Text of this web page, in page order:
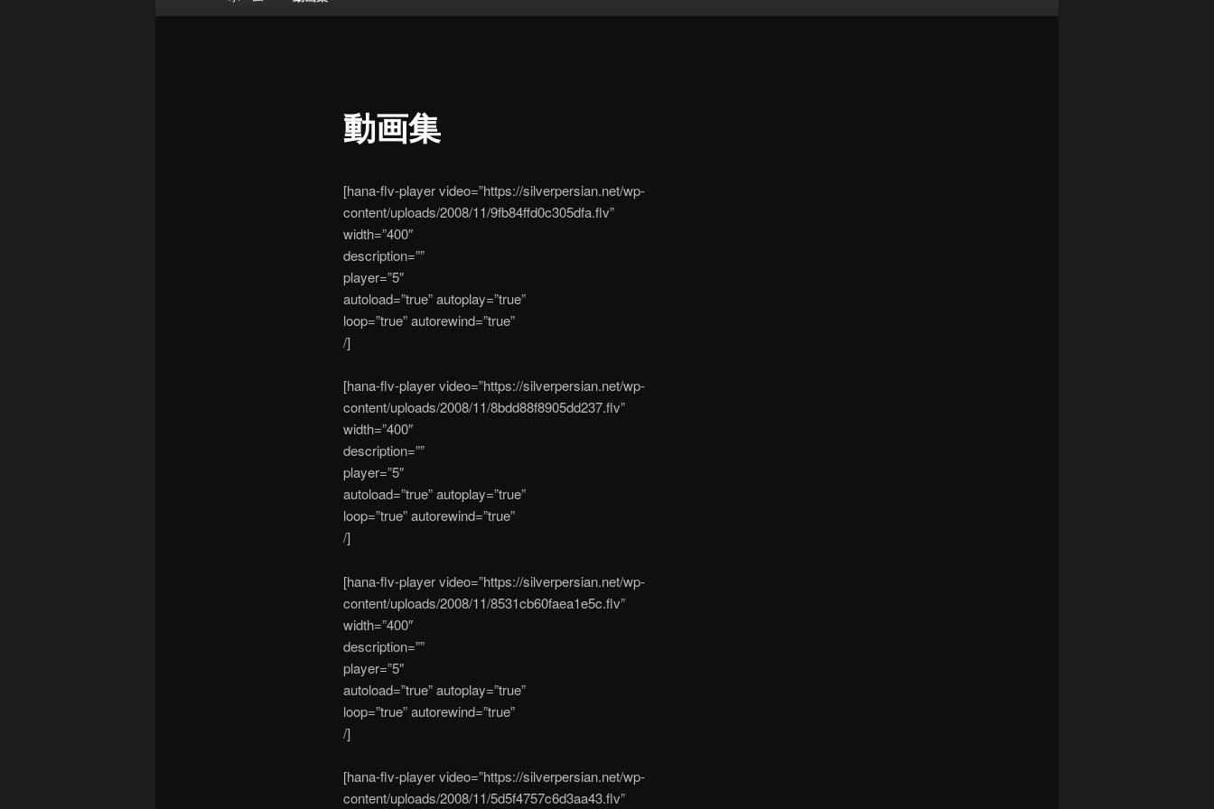
動画集
[hana-flv-player video=”https://silverpersian.net/wp-
content/uploads/2008/11/9fb84ffd0c305dfa.flv”
width=”400″
description=””
player=”5″
autoload=”true” autoplay=”true”
loop=”true” autorewind=”true”
/]
[hana-flv-player video=”https://silverpersian.net/wp-
content/uploads/2008/11/8bdd88f8905dd237.flv”
width=”400″
description=””
player=”5″
autoload=”true” autoplay=”true”
loop=”true” autorewind=”true”
/]
[hana-flv-player video=”https://silverpersian.net/wp-
content/uploads/2008/11/8531cb60faea1e5c.flv”
width=”400″
description=””
player=”5″
autoload=”true” autoplay=”true”
loop=”true” autorewind=”true”
/]
[hana-flv-player video=”https://silverpersian.net/wp-
content/uploads/2008/11/5d5f4757c6d3aa43.flv”